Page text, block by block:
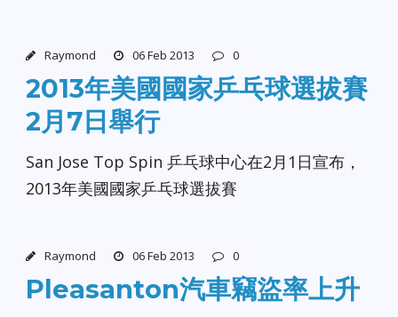
Raymond 06 Feb 2013 0
2013年美國國家乒乓球選拔賽
2月7日舉行
San Jose Top Spin 乒乓球中心在2月1日宣布，
2013年美國國家乒乓球選拔賽
Raymond 06 Feb 2013 0
Pleasanton汽車竊盜率上升